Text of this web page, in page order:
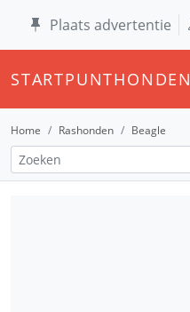
Plaats advertentie
STARTPUNTHONDEN
Home Rashonden Beagle